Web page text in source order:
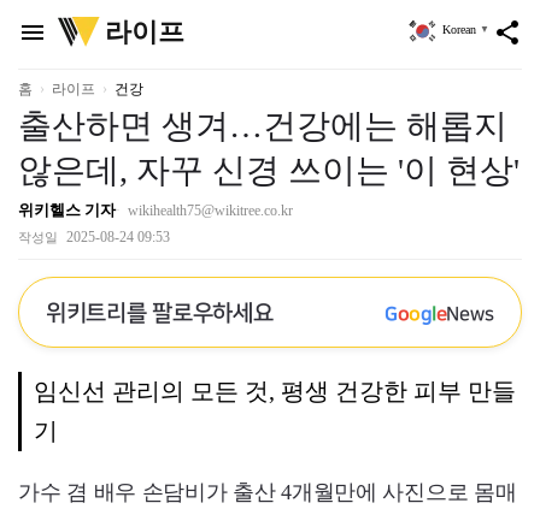
menu
위
키
리
라이프 share
Korean ▼
홈 라이프 건강
출산하면 생겨…건강에는 해롭지
않은데, 자꾸 신경 쓰이는 '이 현상'
위키헬스 기자 wikihealth75@wikitree.co.kr
작성일 2025-08-24 09:53
위키트리를 팔로우하세요 GoogleNews
임신선 관리의 모든 것, 평생 건강한 피부 만들
기
가수 겸 배우 손담비가 출산 4개월만에 사진으로 몸매